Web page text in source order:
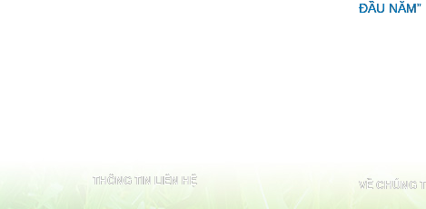
ĐẦU NĂM”
THÔNG TIN LIÊN HỆ VỀ CHÚNG